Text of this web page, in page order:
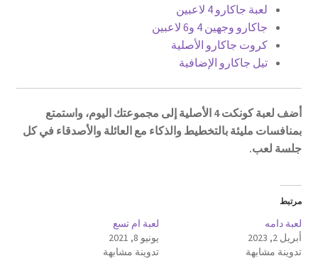
لعبة جاكارو 4 لاعبين
جاكارو وجهين 4 و6 لاعبين
كروت جاكارو الأصلية
تيل جاكارو الإضافية
أضف لعبة كونكت 4 الأصلية إلى مجموعتك اليوم، واستمتع
بمنافسات مليئة بالتخطيط والذكاء مع العائلة والأصدقاء في كل
جلسة لعب.
مرتبط
لعبة دامه
أبريل 2, 2023
تدوينة مشابهة
لعبة ام تسع
يونيو 8, 2021
تدوينة مشابهة